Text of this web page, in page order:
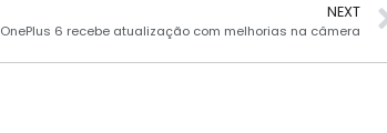
NEXT
OnePlus 6 recebe atualização com melhorias na câmera